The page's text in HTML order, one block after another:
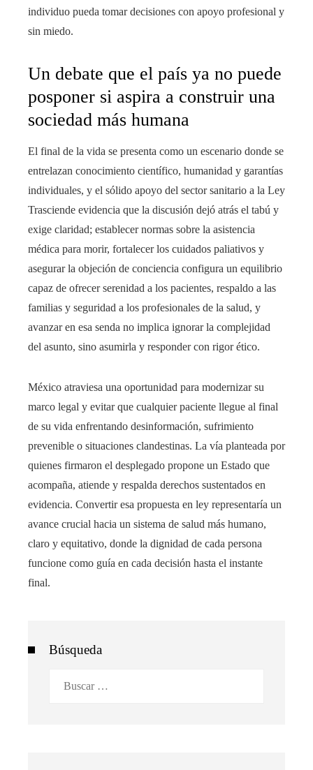
individuo pueda tomar decisiones con apoyo profesional y
sin miedo.
Un debate que el país ya no puede
posponer si aspira a construir una
sociedad más humana
El final de la vida se presenta como un escenario donde se
entrelazan conocimiento científico, humanidad y garantías
individuales, y el sólido apoyo del sector sanitario a la Ley
Trasciende evidencia que la discusión dejó atrás el tabú y
exige claridad; establecer normas sobre la asistencia
médica para morir, fortalecer los cuidados paliativos y
asegurar la objeción de conciencia configura un equilibrio
capaz de ofrecer serenidad a los pacientes, respaldo a las
familias y seguridad a los profesionales de la salud, y
avanzar en esa senda no implica ignorar la complejidad
del asunto, sino asumirla y responder con rigor ético.
México atraviesa una oportunidad para modernizar su
marco legal y evitar que cualquier paciente llegue al final
de su vida enfrentando desinformación, sufrimiento
prevenible o situaciones clandestinas. La vía planteada por
quienes firmaron el desplegado propone un Estado que
acompaña, atiende y respalda derechos sustentados en
evidencia. Convertir esa propuesta en ley representaría un
avance crucial hacia un sistema de salud más humano,
claro y equitativo, donde la dignidad de cada persona
funcione como guía en cada decisión hasta el instante
final.
Búsqueda